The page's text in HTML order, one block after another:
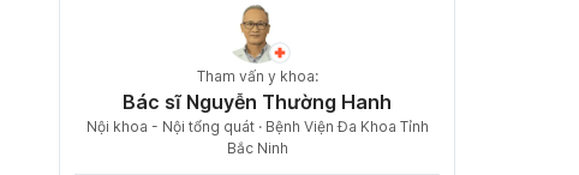
Tham vấn y khoa:
Bác sĩ Nguyễn Thường Hanh
Nội khoa - Nội tổng quát · Bệnh Viện Đa Khoa Tỉnh
Bắc Ninh